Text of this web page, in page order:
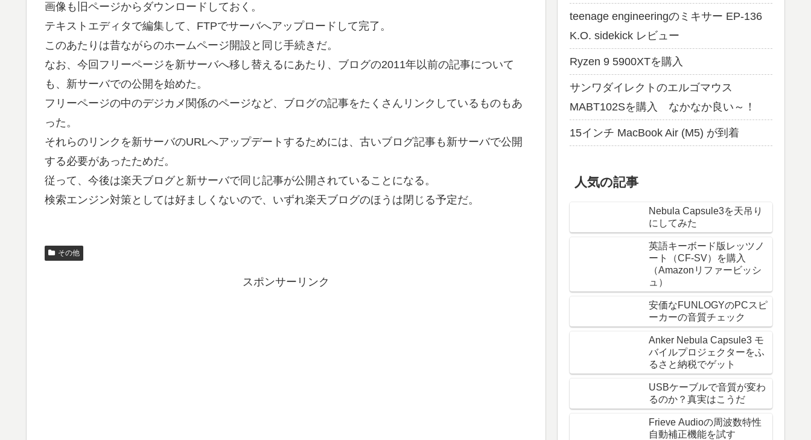
画像も旧ページからダウンロードしておく。
テキストエディタで編集して、FTPでサーバへアップロードして完了。
このあたりは昔ながらのホームページ開設と同じ手続きだ。
なお、今回フリーページを新サーバへ移し替えるにあたり、ブログの2011年以前の記事について
も、新サーバでの公開を始めた。
フリーページの中のデジカメ関係のページなど、ブログの記事をたくさんリンクしているものもあ
った。
それらのリンクを新サーバのURLへアップデートするためには、古いブログ記事も新サーバで公開
する必要があったためだ。
従って、今後は楽天ブログと新サーバで同じ記事が公開されていることになる。
検索エンジン対策としては好ましくないので、いずれ楽天ブログのほうは閉じる予定だ。
その他
スポンサーリンク
teenage engineeringのミキサー EP-136
K.O. sidekick レビュー
Ryzen 9 5900XTを購入
サンワダイレクトのエルゴマウス
MABT102Sを購入 なかなか良い～！
15インチ MacBook Air (M5) が到着
人気の記事
Nebula Capsule3を天吊り
にしてみた
英語キーボード版レッツノ
ート（CF-SV）を購入
（Amazonリファービッシ
ュ）
安価なFUNLOGYのPCスピ
ーカーの音質チェック
Anker Nebula Capsule3 モ
バイルプロジェクターをふ
るさと納税でゲット
USBケーブルで音質が変わ
るのか？真実はこうだ
Frieve Audioの周波数特性
自動補正機能を試す